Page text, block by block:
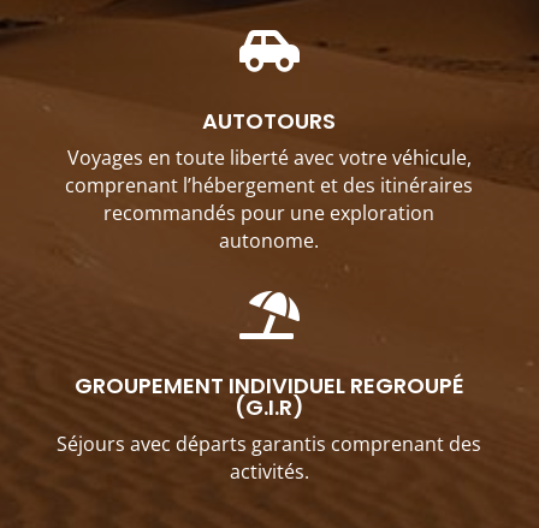

AUTOTOURS
Voyages en toute liberté avec votre véhicule,
comprenant l’hébergement et des itinéraires
recommandés pour une exploration
autonome.

GROUPEMENT INDIVIDUEL REGROUPÉ
(G.I.R)
Séjours avec départs garantis comprenant des
activités.